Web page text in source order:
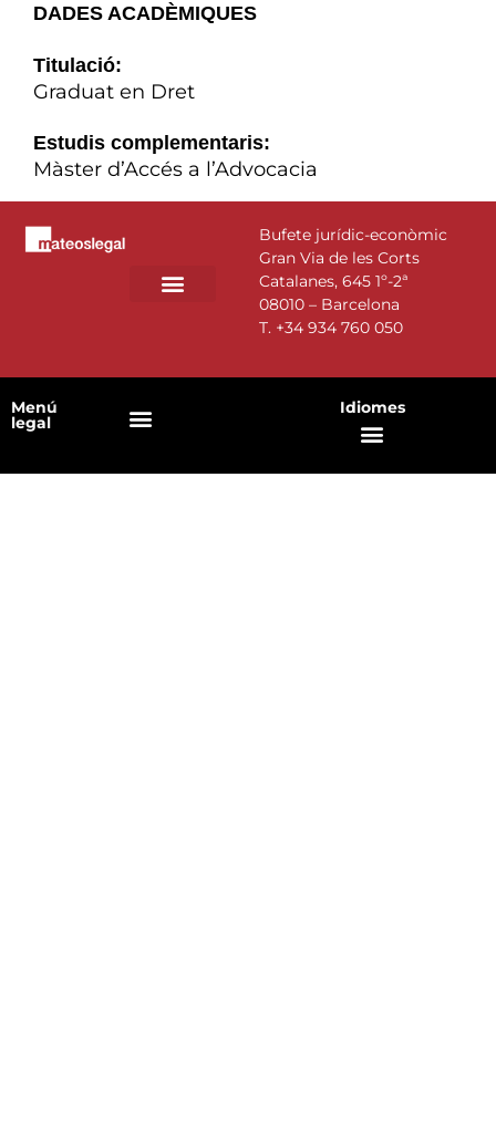
DADES ACADÈMIQUES
Titulació:
Graduat en Dret
Estudis complementaris:
Màster d’Accés a l’Advocacia
Bufete jurídic-econòmic
Gran Via de les Corts
Catalanes, 645 1º-2ª
08010 – Barcelona
T. +34 934 760 050
Menú
legal
Idiomes